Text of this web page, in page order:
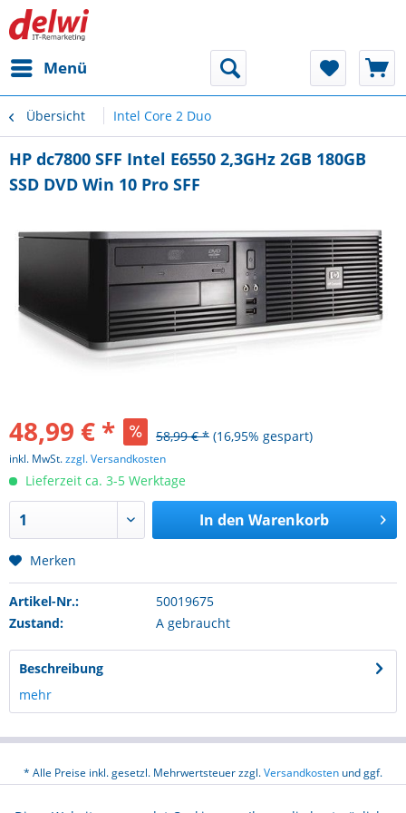
Menü
Übersicht Intel Core 2 Duo
HP dc7800 SFF Intel E6550 2,3GHz 2GB 180GB
SSD DVD Win 10 Pro SFF
48,99 € * 58,99 € * (16,95% gespart)
inkl. MwSt.zzgl. Versandkosten
Lieferzeit ca. 3-5 Werktage
In den Warenkorb
Merken
Artikel-Nr.:
50019675
Zustand:
A gebraucht
Beschreibung
mehr
* Alle Preise inkl. gesetzl. Mehrwertsteuer zzgl.Versandkosten und ggf.